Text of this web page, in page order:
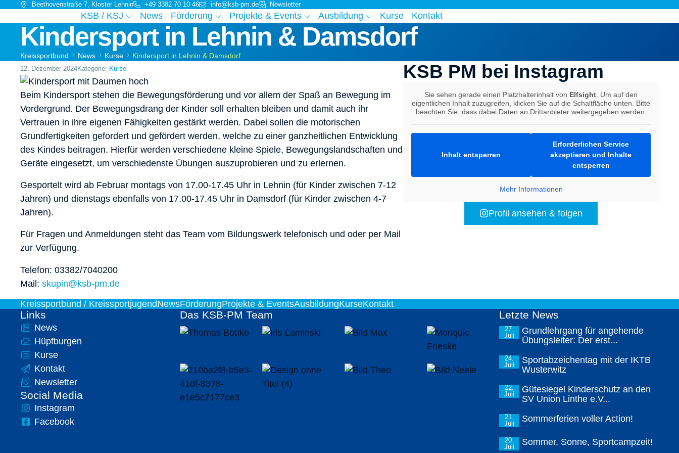
Beethovenstraße 7, Kloster Lehnin +49 3382 70 10 46 info@ksb-pm.de Newsletter
KSB / KSJ News Förderung Projekte & Events Ausbildung Kurse Kontakt
Kindersport in Lehnin & Damsdorf
Kreissportbund News Kurse Kindersport in Lehnin & Damsdorf
12. Dezember 2024Kategorie: Kurse
Beim Kindersport stehen die Bewegungsförderung und vor allem der Spaß an Bewegung im
Vordergrund. Der Bewegungsdrang der Kinder soll erhalten bleiben und damit auch ihr
Vertrauen in ihre eigenen Fähigkeiten gestärkt werden. Dabei sollen die motorischen
Grundfertigkeiten gefordert und gefördert werden, welche zu einer ganzheitlichen Entwicklung
des Kindes beitragen. Hierfür werden verschiedene kleine Spiele, Bewegungslandschaften und
Geräte eingesetzt, um verschiedenste Übungen auszuprobieren und zu erlernen.
Gesportelt wird ab Februar montags von 17.00-17.45 Uhr in Lehnin (für Kinder zwischen 7-12
Jahren) und dienstags ebenfalls von 17.00-17.45 Uhr in Damsdorf (für Kinder zwischen 4-7
Jahren).
Für Fragen und Anmeldungen steht das Team vom Bildungswerk telefonisch und oder per Mail
zur Verfügung.
Telefon: 03382/7040200
Mail: skupin@ksb-pm.de
KSB PM bei Instagram
Sie sehen gerade einen Platzhalterinhalt von Elfsight . Um auf den
eigentlichen Inhalt zuzugreifen, klicken Sie auf die Schaltfläche unten. Bitte
beachten Sie, dass dabei Daten an Drittanbieter weitergegeben werden.
Inhalt entsperren
Erforderlichen Service
akzeptieren und Inhalte
entsperren
Mehr Informationen
Profil ansehen & folgen
Kreissportbund / KreissportjugendNewsFörderungProjekte & EventsAusbildungKurseKontakt
Links
News
Hüpfburgen
Kurse
Kontakt
Newsletter
Social Media
Instagram
Facebook
Das KSB-PM Team Letzte News
27.
Juli
Grundlehrgang für angehende
Übungsleiter: Der erst...
24.
Juli
Sportabzeichentag mit der IKTB
Wusterwitz
22.
Juli
Gütesiegel Kinderschutz an den
SV Union Linthe e.V...
21.
Juli
Sommerferien voller Action!
20.
Juli
Sommer, Sonne, Sportcampzeit!